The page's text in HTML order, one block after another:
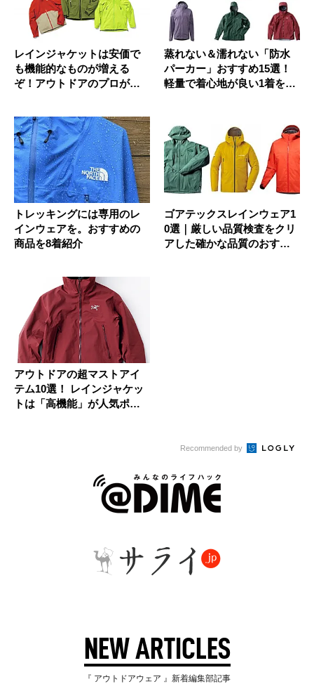
レインジャケットは安価で
も機能的なものが増える
ぞ！アウトドアのプロが推
蒸れない＆濡れない「防水
パーカー」おすすめ15選！
軽量で着心地が良い1着を探
トレッキングには専用のレ
インウェアを。おすすめの
商品を8着紹介
ゴアテックスレインウェア1
0選｜厳しい品質検査をクリ
アした確かな品質のおすす
アウトドアの超マストアイ
テム10選！ レインジャケッ
トは「高機能」が人気ポイ
Recommended by
NEW ARTICLES
『 アウトドアウェア 』新着編集部記事